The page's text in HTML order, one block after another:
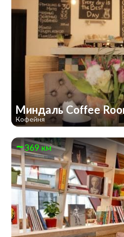
Миндаль Coffee
Кофейня
369 км